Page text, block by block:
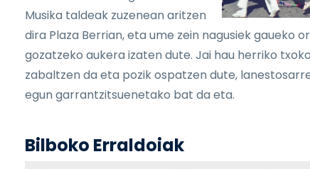
Musika taldeak zuzenean aritzen
dira Plaza Berrian, eta ume zein nagusiek gaueko
gozatzeko aukera izaten dute. Jai hau herriko
zabaltzen da eta pozik ospatzen dute,
egun garrantzitsuenetako bat da eta.
Bilboko Erraldoiak